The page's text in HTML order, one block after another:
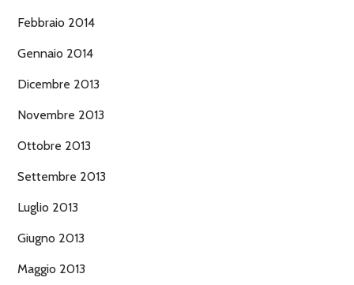
Febbraio 2014
Gennaio 2014
Dicembre 2013
Novembre 2013
Ottobre 2013
Settembre 2013
Luglio 2013
Giugno 2013
Maggio 2013